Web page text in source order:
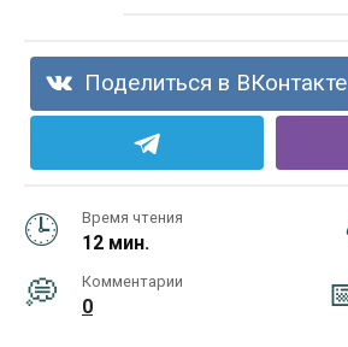
Поделиться в ВКонтакте
Время чтения
12 мин.
Комментарии
0